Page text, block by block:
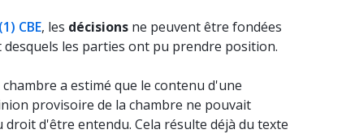
CBE, les décisions ne peuvent être fondées
les parties ont pu prendre position.
chambre a estimé que le contenu d'une
provisoire de la chambre ne pouvait
d'être entendu. Cela résulte déjà du texte